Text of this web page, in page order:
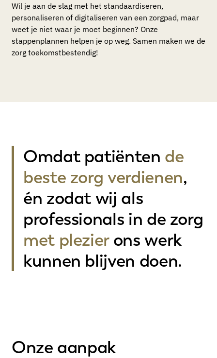
Wil je aan de slag met het standaardiseren,
personaliseren of digitaliseren van een zorgpad, maar
weet je niet waar je moet beginnen? Onze
stappenplannen helpen je op weg. Samen maken we de
zorg toekomstbestendig!
Omdat patiënten de
beste zorg verdienen,
én zodat wij als
professionals in de zorg
met plezierons werk
kunnen blijven doen.
Onze aanpak